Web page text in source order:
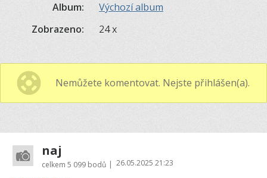
Album:
Výchozí album
Zobrazeno:
24 x
Nemůžete komentovat. Nejste přihlášen(a).
naj
celkem 5 099 bodů | 26.05.2025 21:23